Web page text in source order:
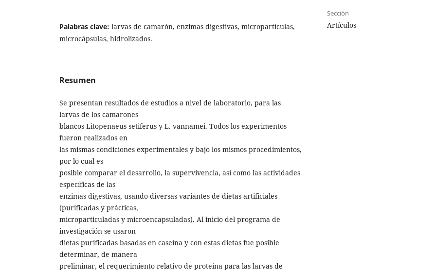
Palabras clave: larvas de camarón, enzimas digestivas, micropartículas,
microcápsulas, hidrolizados.
Resumen
Se presentan resultados de estudios a nivel de laboratorio, para las
larvas de los camarones
blancos Litopenaeus setiferus y L. vannamei. Todos los experimentos
fueron realizados en
las mismas condiciones experimentales y bajo los mismos procedimientos,
por lo cual es
posible comparar el desarrollo, la supervivencia, así como las actividades
específicas de las
enzimas digestivas, usando diversas variantes de dietas artificiales
(purificadas y prácticas,
microparticuladas y microencapsuladas). Al inicio del programa de
investigación se usaron
dietas purificadas basadas en caseína y con estas dietas fue posible
determinar, de manera
preliminar, el requerimiento relativo de proteína para las larvas de
Sección
Artículos